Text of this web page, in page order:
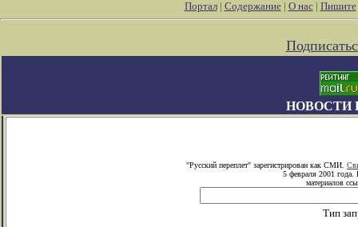
Портал| Содержание| О нас| Пишите
НОВОСТИ
"Русский переплет" зарегистрирован как СМИ.
5 февраля 2001 года.
материалов
Тип